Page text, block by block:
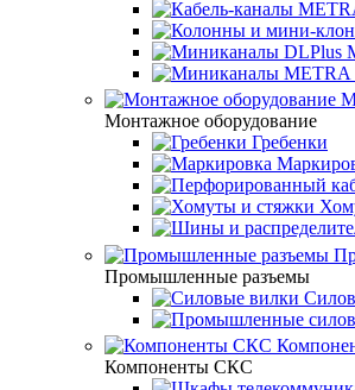
Монтажное оборудование
Гребенки
Промышленные разъемы
Компоненты СКС